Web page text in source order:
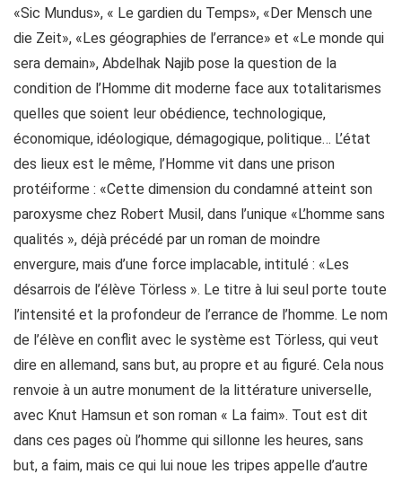
«Sic Mundus», « Le gardien du Temps», «Der Mensch une
die Zeit», «Les géographies de l’errance» et «Le monde qui
sera demain», Abdelhak Najib pose la question de la
condition de l’Homme dit moderne face aux totalitarismes
quelles que soient leur obédience, technologique,
économique, idéologique, démagogique, politique… L’état
des lieux est le même, l’Homme vit dans une prison
protéiforme : «Cette dimension du condamné atteint son
paroxysme chez Robert Musil, dans l’unique «L’homme sans
qualités », déjà précédé par un roman de moindre
envergure, mais d’une force implacable, intitulé : «Les
désarrois de l’élève Törless ». Le titre à lui seul porte toute
l’intensité et la profondeur de l’errance de l’homme. Le nom
de l’élève en conflit avec le système est Törless, qui veut
dire en allemand, sans but, au propre et au figuré. Cela nous
renvoie à un autre monument de la littérature universelle,
avec Knut Hamsun et son roman « La faim». Tout est dit
dans ces pages où l’homme qui sillonne les heures, sans
but, a faim, mais ce qui lui noue les tripes appelle d’autre